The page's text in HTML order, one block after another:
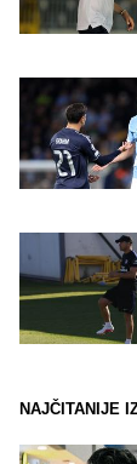
NAJČITANIJE